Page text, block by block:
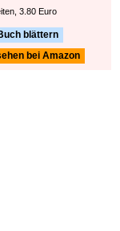
3.80 Euro
blättern
bei Amazon